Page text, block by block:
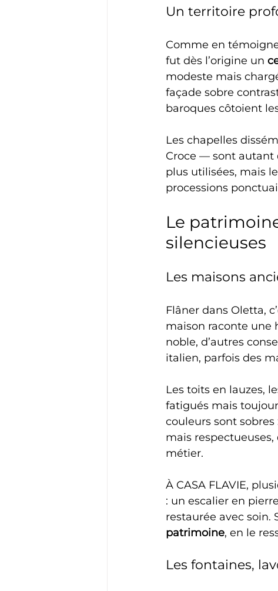
Un territoire
Comme en
fut dès l’origine un
modeste mais
façade sobre
baroques côtoient
Les chapelles
Croce — sont autant
plus utilisées, mais
processions
Le
silencieuses
Les maisons
Flâner dans Oletta,
maison raconte une
noble, d’autres
italien, parfois des
Les toits en lauzes,
fatigués mais
couleurs sont sobres
mais
métier.
À CASA FLAVIE,
: un escalier en
restaurée avec soin.
patrimoine, en le
Les fontaines,